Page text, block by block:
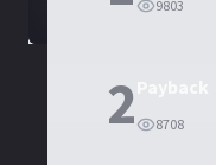
9803
2 8708